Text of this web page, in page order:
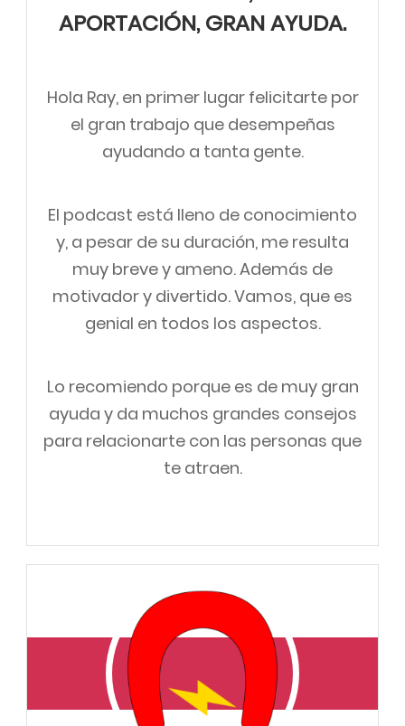
APORTACIÓN, GRAN AYUDA.
Hola Ray, en primer lugar felicitarte por
el gran trabajo que desempeñas
ayudando a tanta gente.
El podcast está lleno de conocimiento
y, a pesar de su duración, me resulta
muy breve y ameno. Además de
motivador y divertido. Vamos, que es
genial en todos los aspectos.
Lo recomiendo porque es de muy gran
ayuda y da muchos grandes consejos
para relacionarte con las personas que
te atraen.